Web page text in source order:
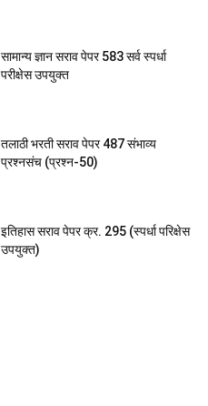
सामान्य ज्ञान सराव पेपर 583 सर्व स्पर्धा
परीक्षेस उपयुक्त
तलाठी भरती सराव पेपर 487 संभाव्य
प्रश्नसंच (प्रश्न-50)
इतिहास सराव पेपर क्र. 295 (स्पर्धा परिक्षेस
उपयुक्त)